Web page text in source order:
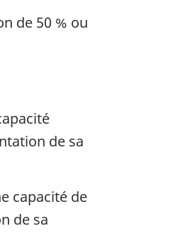
de 50 % ou
de sa
capacité de
de sa